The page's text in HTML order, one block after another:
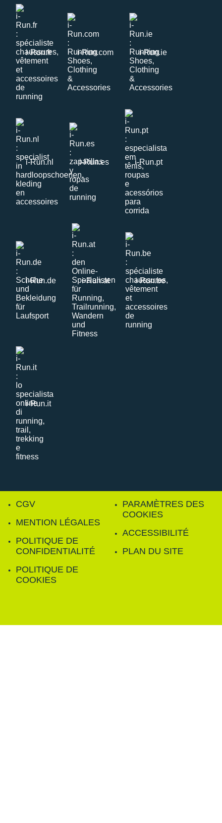
i-Run.fr i-Run.com i-Run.ie
i-Run.nl i-Run.es i-Run.pt
i-Run.de i-Run.at i-Run.be
i-Run.it
CGV
MENTION LÉGALES
POLITIQUE DE
CONFIDENTIALITÉ
POLITIQUE DE
COOKIES
PARAMÈTRES DES
COOKIES
ACCESSIBILITÉ
PLAN DU SITE